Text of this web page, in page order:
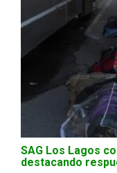
SAG Los Lagos
destacando